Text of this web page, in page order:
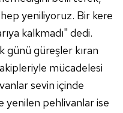
yeniliyoruz. Bir kere
kalkmadı" dedi.
günü güreşler kıran
mücadelesi
sevin içinde
yenilen pehlivanlar ise